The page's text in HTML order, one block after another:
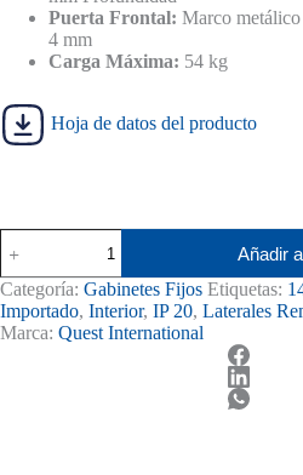
Puerta Frontal: Marco
4 mm
Carga Máxima: 54 kg
Hoja de datos del producto
14RU
Quest
Fijo
cantidad
Añadir
Categoría: Gabinetes Fijos Etiquetas:
Importado, Interior, IP 20, Laterales
Marca: Quest International